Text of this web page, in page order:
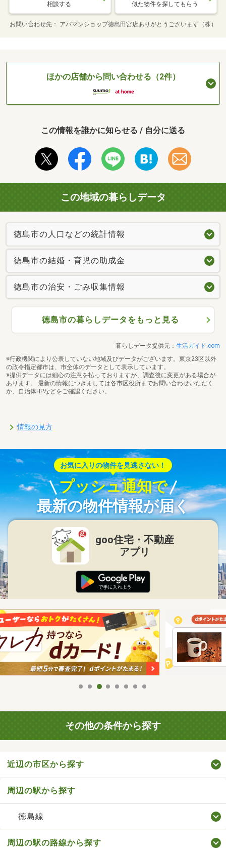
相談する 似た物件を探してもらう
お問い合わせ先 アパマンショップ徳島田宮店ありがとうございます（株）
ほかの店舗から問い合わせる（2件）
この情報を誰かに知らせる / 自分に送る
この地域の暮らしデータ
徳島市の人口などの統計情報
徳島市の結婚・育児の助成金
徳島市の治安・ごみ収集情報
徳島市の暮らしデータをもっと見る
暮らしデータ提供元： 生活ガイド.com
※行政機関により公表していない地域及びデータがございます。東京23区以外
の政令指定都市は、市全体のデータとして表示しています。
※提供データには細心の注意を払っておりますが、調査後に変更がある場合が
あります。 最新の情報につきましては各市区役所までお問い合わせいただく
か、自治体HPなどをご確認ください。
情報の見方
お気に入りの物件を見逃さない！
プッシュ通知で
最新の物件情報が届く
goo住宅・不動産
アプリ
その他の条件から探す
近辺の市区から探す
周辺の駅から探す
徳島線
周辺の駅の路線から探す